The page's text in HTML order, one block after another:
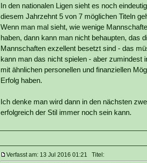
In den nationalen Ligen sieht es noch
diesem Jahrzehnt 5 von 7 möglichen Titeln
Wenn man mal sieht, wie wenige
haben, dann kann man nicht behaupten, das
Mannschaften exzellent besetzt sind - das
kann man das nicht spielen - aber zumindest
mit ähnlichen personellen und finanziellen
Erfolg haben.
Ich denke man wird dann in den nächsten
erfolgreich der Stil immer noch sein kann.
Verfasst am: 13 Jul 2016 01:21 Titel: